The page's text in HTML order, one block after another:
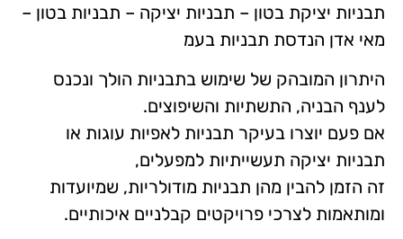
תבניות יציקת בטון – תבניות יציקה – תבניות בטון –
מאי אדן הנדסת תבניות בעמ
היתרון המובהק של שימוש בתבניות הולך ונכנס
לענף הבניה, התשתיות והשיפוצים.
אם פעם יוצרו בעיקר תבניות לאפיות עוגות או
תבניות יציקה תעשייתיות למפעלים,
זה הזמן להבין מהן תבניות מודולריות, שמיועדות
ומותאמות לצרכי פרויקטים קבלניים איכותיים.